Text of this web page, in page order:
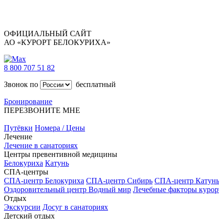
ОФИЦИАЛЬНЫЙ САЙТ
АО «КУРОРТ БЕЛОКУРИХА»
8 800 707 51 82
Звонок по
бесплатный
Бронирование
ПЕРЕЗВОНИТЕ МНЕ
Путёвки Номера / Цены
Лечение
Лечение в санаториях
Центры превентивной медицины
Белокуриха Катунь
СПА-центры
СПА-центр Белокуриха СПА-центр Сибирь СПА-центр Катунь
Оздоровительный центр Водный мир Лечебные факторы
Отдых
Экскурсии Досуг в санаториях
Детский отдых